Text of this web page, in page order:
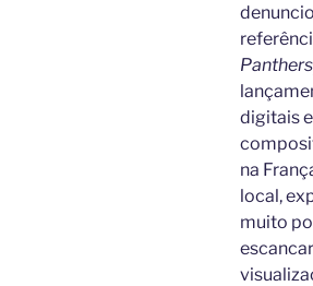
Panthers
digitais
na
local,
muito